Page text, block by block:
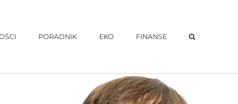
PORADNIK EKO FINANSE